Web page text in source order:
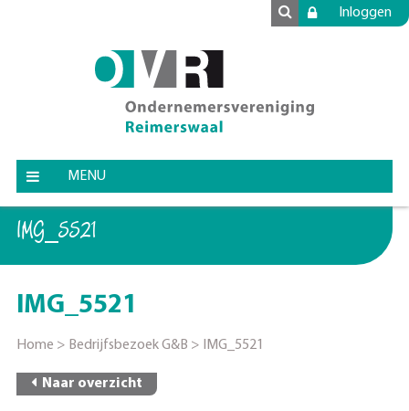
Inloggen
MENU
IMG_5521
IMG_5521
Home > Bedrijfsbezoek G&B > IMG_5521
Naar overzicht